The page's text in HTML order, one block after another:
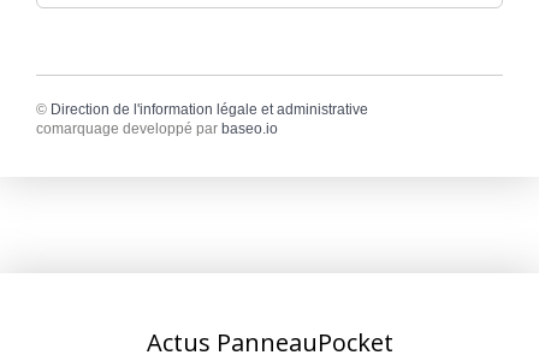
© Direction de l'information légale et administrative
comarquage developpé par baseo.io
Actus PanneauPocket